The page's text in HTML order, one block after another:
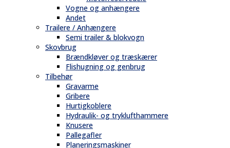
Vogne og anhængere
Andet
Trailere / Anhængere
Semi trailer & blokvogn
Skovbrug
Brændkløver og træskærer
Flishugning og genbrug
Tilbehør
Gravarme
Gribere
Hurtigkoblere
Hydraulik- og tryklufthammere
Knusere
Pallegafler
Planeringsmaskiner